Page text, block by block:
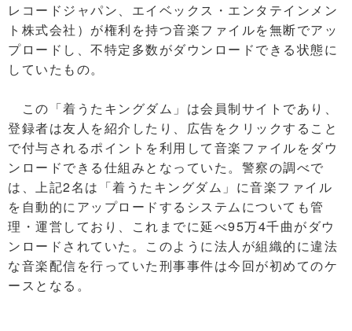
レコードジャパン、エイベックス・エンタテインメン
ト株式会社）が権利を持つ音楽ファイルを無断でアッ
プロードし、不特定多数がダウンロードできる状態に
していたもの。
この「着うたキングダム」は会員制サイトであり、
登録者は友人を紹介したり、広告をクリックすること
で付与されるポイントを利用して音楽ファイルをダウ
ンロードできる仕組みとなっていた。警察の調べで
は、上記2名は「着うたキングダム」に音楽ファイル
を自動的にアップロードするシステムについても管
理・運営しており、これまでに延べ95万4千曲がダウ
ンロードされていた。このように法人が組織的に違法
な音楽配信を行っていた刑事事件は今回が初めてのケ
ースとなる。